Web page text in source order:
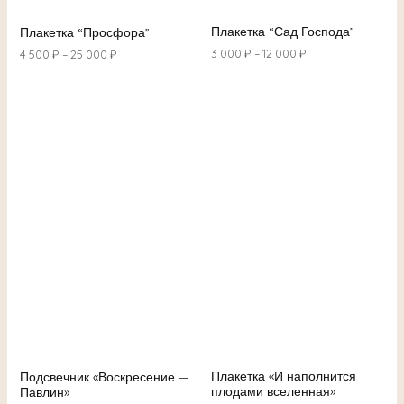
Плакетка “Просфора”
4 500 ₽ –25 000 ₽
Плакетка “Сад Господа”
3 000 ₽ –12 000 ₽
Подсвечник «Воскресение —
Павлин»
Плакетка «И наполнится
плодами вселенная»